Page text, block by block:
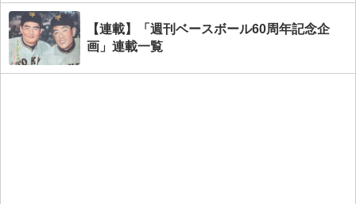
【連載】「週刊ベースボール60周年記念企
画」連載一覧